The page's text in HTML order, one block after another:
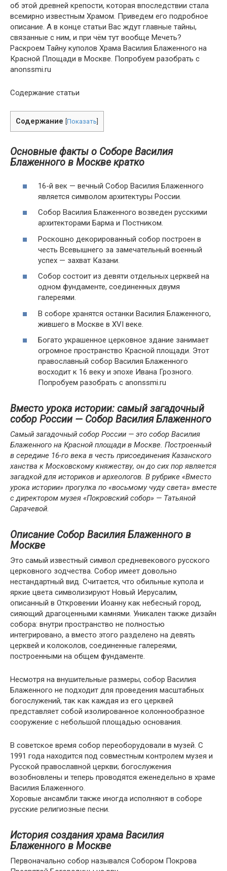
об этой древней крепости, которая впоследствии стала
всемирно известным Храмом. Приведем его подробное
описание. А в конце статьи Вас ждут главные тайны,
связанные с ним, и при чём тут вообще Мечеть?
Раскроем Тайну куполов Храма Василия Блаженного на
Красной Площади в Москве. Попробуем разобрать с
anonssmi.ru
Содержание статьи
Содержание Показать
Основные факты о Соборе Василия
Блаженного в Москве кратко
16-й век — вечный Собор Василия Блаженного
является символом архитектуры России.
Собор Василия Блаженного возведен русскими
архитекторами Барма и Постником.
Роскошно декорированный собор построен в
честь Всевышнего за замечательный военный
успех — захват Казани.
Собор состоит из девяти отдельных церквей на
одном фундаменте, соединенных двумя
галереями.
В соборе хранятся останки Василия Блаженного,
жившего в Москве в XVI веке.
Богато украшенное церковное здание занимает
огромное пространство Красной площади. Этот
православный собор Василия Блаженного
восходит к 16 веку и эпохе Ивана Грозного.
Попробуем разобрать с anonssmi.ru
Вместо урока истории: самый загадочный
собор России — Собор Василия Блаженного
Самый загадочный собор России — это собор Василия
Блаженного на Красной площади в Москве. Построенный
в середине 16-го века в честь присоединения Казанского
ханства к Московскому княжеству, он до сих пор является
загадкой для историков и археологов. В рубрике «Вместо
урока истории» прогулка по «восьмому чуду света» вместе
с директором музея «Покровский собор» — Татьяной
Сарачевой.
Описание Собор Василия Блаженного в
Москве
Это самый известный символ средневекового русского
церковного зодчества. Собор имеет довольно
нестандартный вид. Считается, что обильные купола и
яркие цвета символизируют Новый Иерусалим,
описанный в Откровении Иоанну как небесный город,
сияющий драгоценными камнями. Уникален также дизайн
собора: внутри пространство не полностью
интегрировано, а вместо этого разделено на девять
церквей и колоколов, соединенные галереями,
построенными на общем фундаменте.
Несмотря на внушительные размеры, собор Василия
Блаженного не подходит для проведения масштабных
богослужений, так как каждая из его церквей
представляет собой изолированное колоннообразное
сооружение с небольшой площадью основания.
В советское время собор переоборудовали в музей. С
1991 года находится под совместным контролем музея и
Русской православной церкви; богослужения
возобновлены и теперь проводятся еженедельно в храме
Василия Блаженного.
Хоровые ансамбли также иногда исполняют в соборе
русские религиозные песни.
История создания храма Василия
Блаженного в Москве
Первоначально собор назывался Собором Покрова